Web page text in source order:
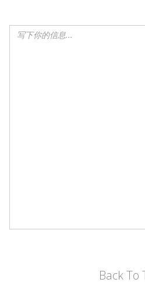
Back To